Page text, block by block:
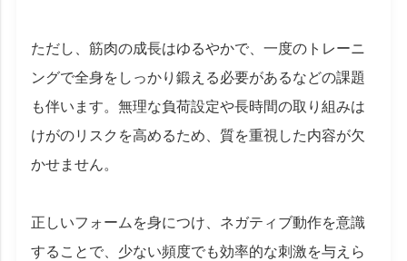
ただし、筋肉の成長はゆるやかで、一度のトレーニ
ングで全身をしっかり鍛える必要があるなどの課題
も伴います。無理な負荷設定や長時間の取り組みは
けがのリスクを高めるため、質を重視した内容が欠
かせません。
正しいフォームを身につけ、ネガティブ動作を意識
することで、少ない頻度でも効率的な刺激を与えら